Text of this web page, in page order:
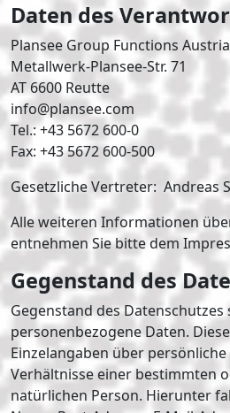
Daten des
Plansee Group Functions
Metallwerk-Plansee-Str. 71
AT 6600 Reutte
info@plansee.com
Tel.: +43 5672 600-0
Fax: +43 5672 600-500
Gesetzliche Vertreter: Andreas
Alle weiteren Informationen
entnehmen Sie bitte dem
Gegenstand des
Gegenstand des Datenschutzes
personenbezogene Daten.
Einzelangaben über
Verhältnisse einer bestimmten
natürlichen Person. Hierunter